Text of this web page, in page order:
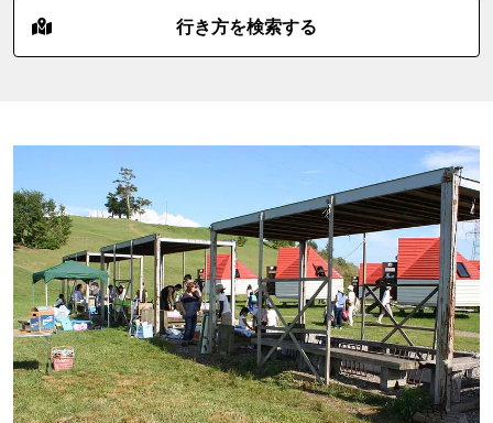
行き方を検索する